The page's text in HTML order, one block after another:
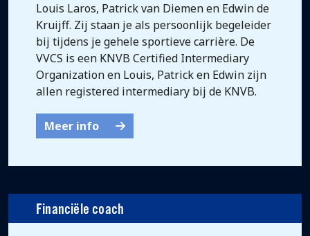
Louis Laros, Patrick van Diemen en Edwin de
Kruijff. Zij staan je als persoonlijk begeleider
bij tijdens je gehele sportieve carrière. De
VVCS is een KNVB Certified Intermediary
Organization en Louis, Patrick en Edwin zijn
allen registered intermediary bij de KNVB.
Meer info
Financiële coach